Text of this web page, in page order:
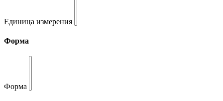
Единица измерения
Форма
Форма